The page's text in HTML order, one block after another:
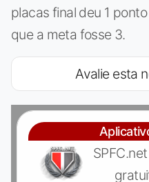
placas final deu 1
que a meta fosse 3.
Avalie esta